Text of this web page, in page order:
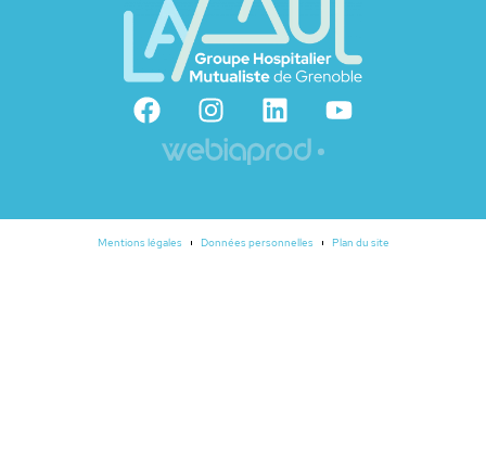
Mentions légales Données personnelles Plan du site